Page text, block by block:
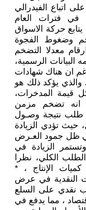
اتباع الفيدرالي
في فترات العام
حركة الاسواق
وضغوط الفجوة
معدلا التضخم
البيانات الرسمية،
ان هناك شهادات
والذي يؤكد ذلك هو
قيمة المدخرات،
انه تضخم مزمن
طلب نتيجة وصـول
حيث تؤدي الزيادة
ظل جمود العـرض
الزيادة في
الكلي، نظرا
الإنتاج ، *
النقدية في عرض
نقدي على السلع
، مما يدفع في